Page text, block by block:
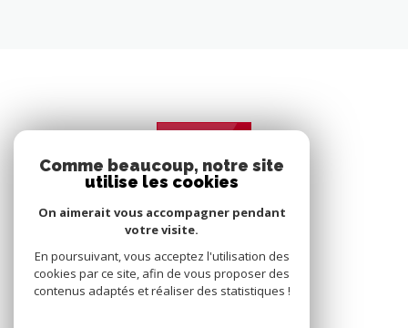
ESTIME
53 RUE DE BUISSON
Comme beaucoup, notre site
utilise les cookies
On aimerait vous accompagner pendant
votre visite.
En poursuivant, vous acceptez l'utilisation des
cookies par ce site, afin de vous proposer des
contenus adaptés et réaliser des statistiques !